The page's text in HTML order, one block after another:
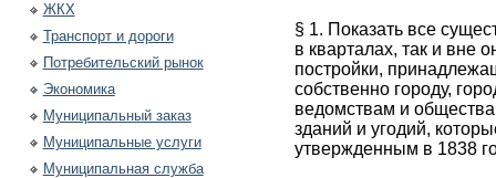
ЖКХ
Транспорт и дороги
Потребительский рынок
Экономика
Муниципальный заказ
Муниципальные услуги
Муниципальная служба
§ 1. Показать все
в кварталах, так и вне
постройки,
собственно городу,
ведомствам и
зданий и угодий,
утвержденным в 1838